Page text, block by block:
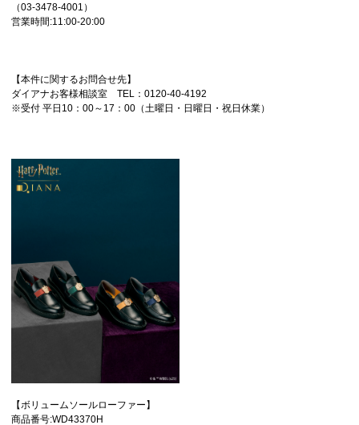
（03-3478-4001）
営業時間:11:00-20:00
【本件に関するお問合せ先】
ダイアナお客様相談室 TEL：0120‐40‐4192
※受付 平日10：00～17：00（土曜日・日曜日・祝日休業）
【ボリュームソールローファー】
商品番号:WD43370H